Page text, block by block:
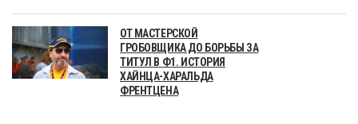
ОТ МАСТЕРСКОЙ
ГРОБОВЩИКА ДО БОРЬБЫ ЗА
ТИТУЛ В Ф1. ИСТОРИЯ
ХАЙНЦА-ХАРАЛЬДА
ФРЕНТЦЕНА